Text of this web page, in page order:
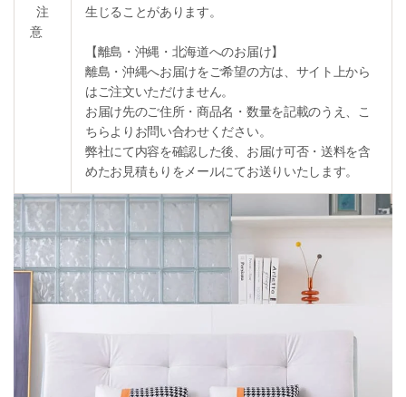
注
意
生じることがあります。
【離島・沖縄・北海道へのお届け】
離島・沖縄へお届けをご希望の方は、サイト上から
はご注文いただけません。
お届け先のご住所・商品名・数量を記載のうえ、こ
ちらよりお問い合わせください。
弊社にて内容を確認した後、お届け可否・送料を含
めたお見積もりをメールにてお送りいたします。